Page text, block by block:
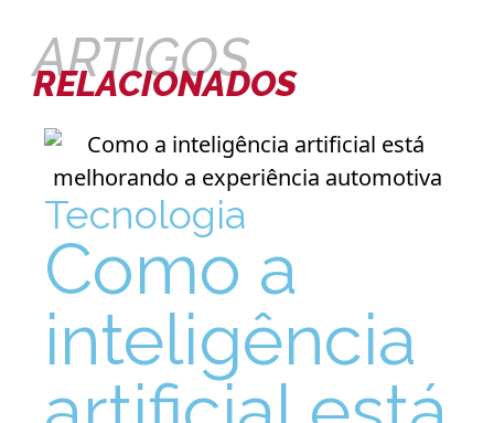
ARTIGOS
RELACIONADOS
Tecnologia
Como a
inteligência